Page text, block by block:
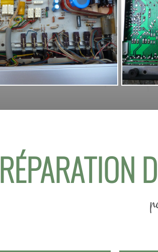
RÉPARATION